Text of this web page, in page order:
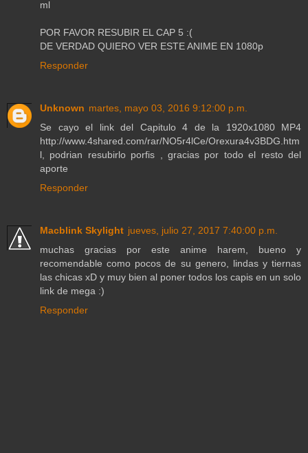
ml
POR FAVOR RESUBIR EL CAP 5 :(
DE VERDAD QUIERO VER ESTE ANIME EN 1080p
Responder
Unknown martes, mayo 03, 2016 9:12:00 p.m.
Se cayo el link del Capitulo 4 de la 1920x1080 MP4
http://www.4shared.com/rar/NO5r4lCe/Orexura4v3BDG.htm
l, podrian resubirlo porfis , gracias por todo el resto del
aporte
Responder
Macblink Skylight jueves, julio 27, 2017 7:40:00 p.m.
muchas gracias por este anime harem, bueno y
recomendable como pocos de su genero, lindas y tiernas
las chicas xD y muy bien al poner todos los capis en un solo
link de mega :)
Responder